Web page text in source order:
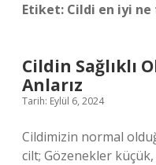
Etiket: Cildi en iyi
Cildin Sağlıklı
Anlarız
Tarih: Eylül 6, 2024
Cildimizin normal
cilt; Gözenekler